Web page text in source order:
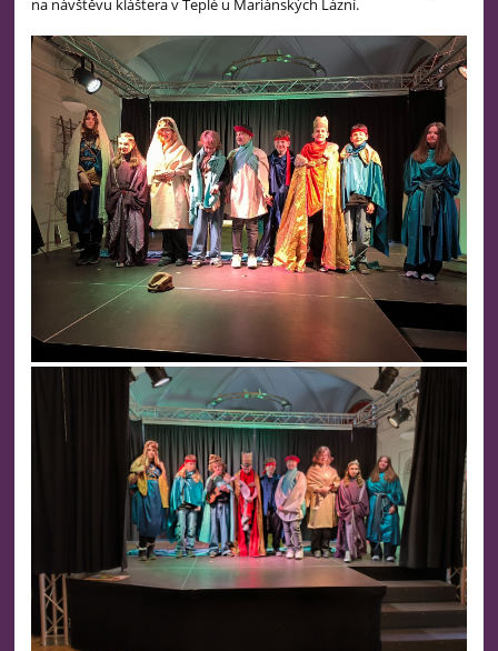
na návštěvu kláštera v Teplé u Mariánských Lázní.